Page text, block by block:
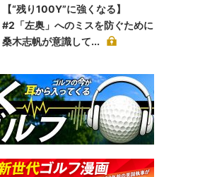
【“残り100Y”に強くなる】
#2「左奥」へのミスを防ぐために
桑木志帆が意識して...